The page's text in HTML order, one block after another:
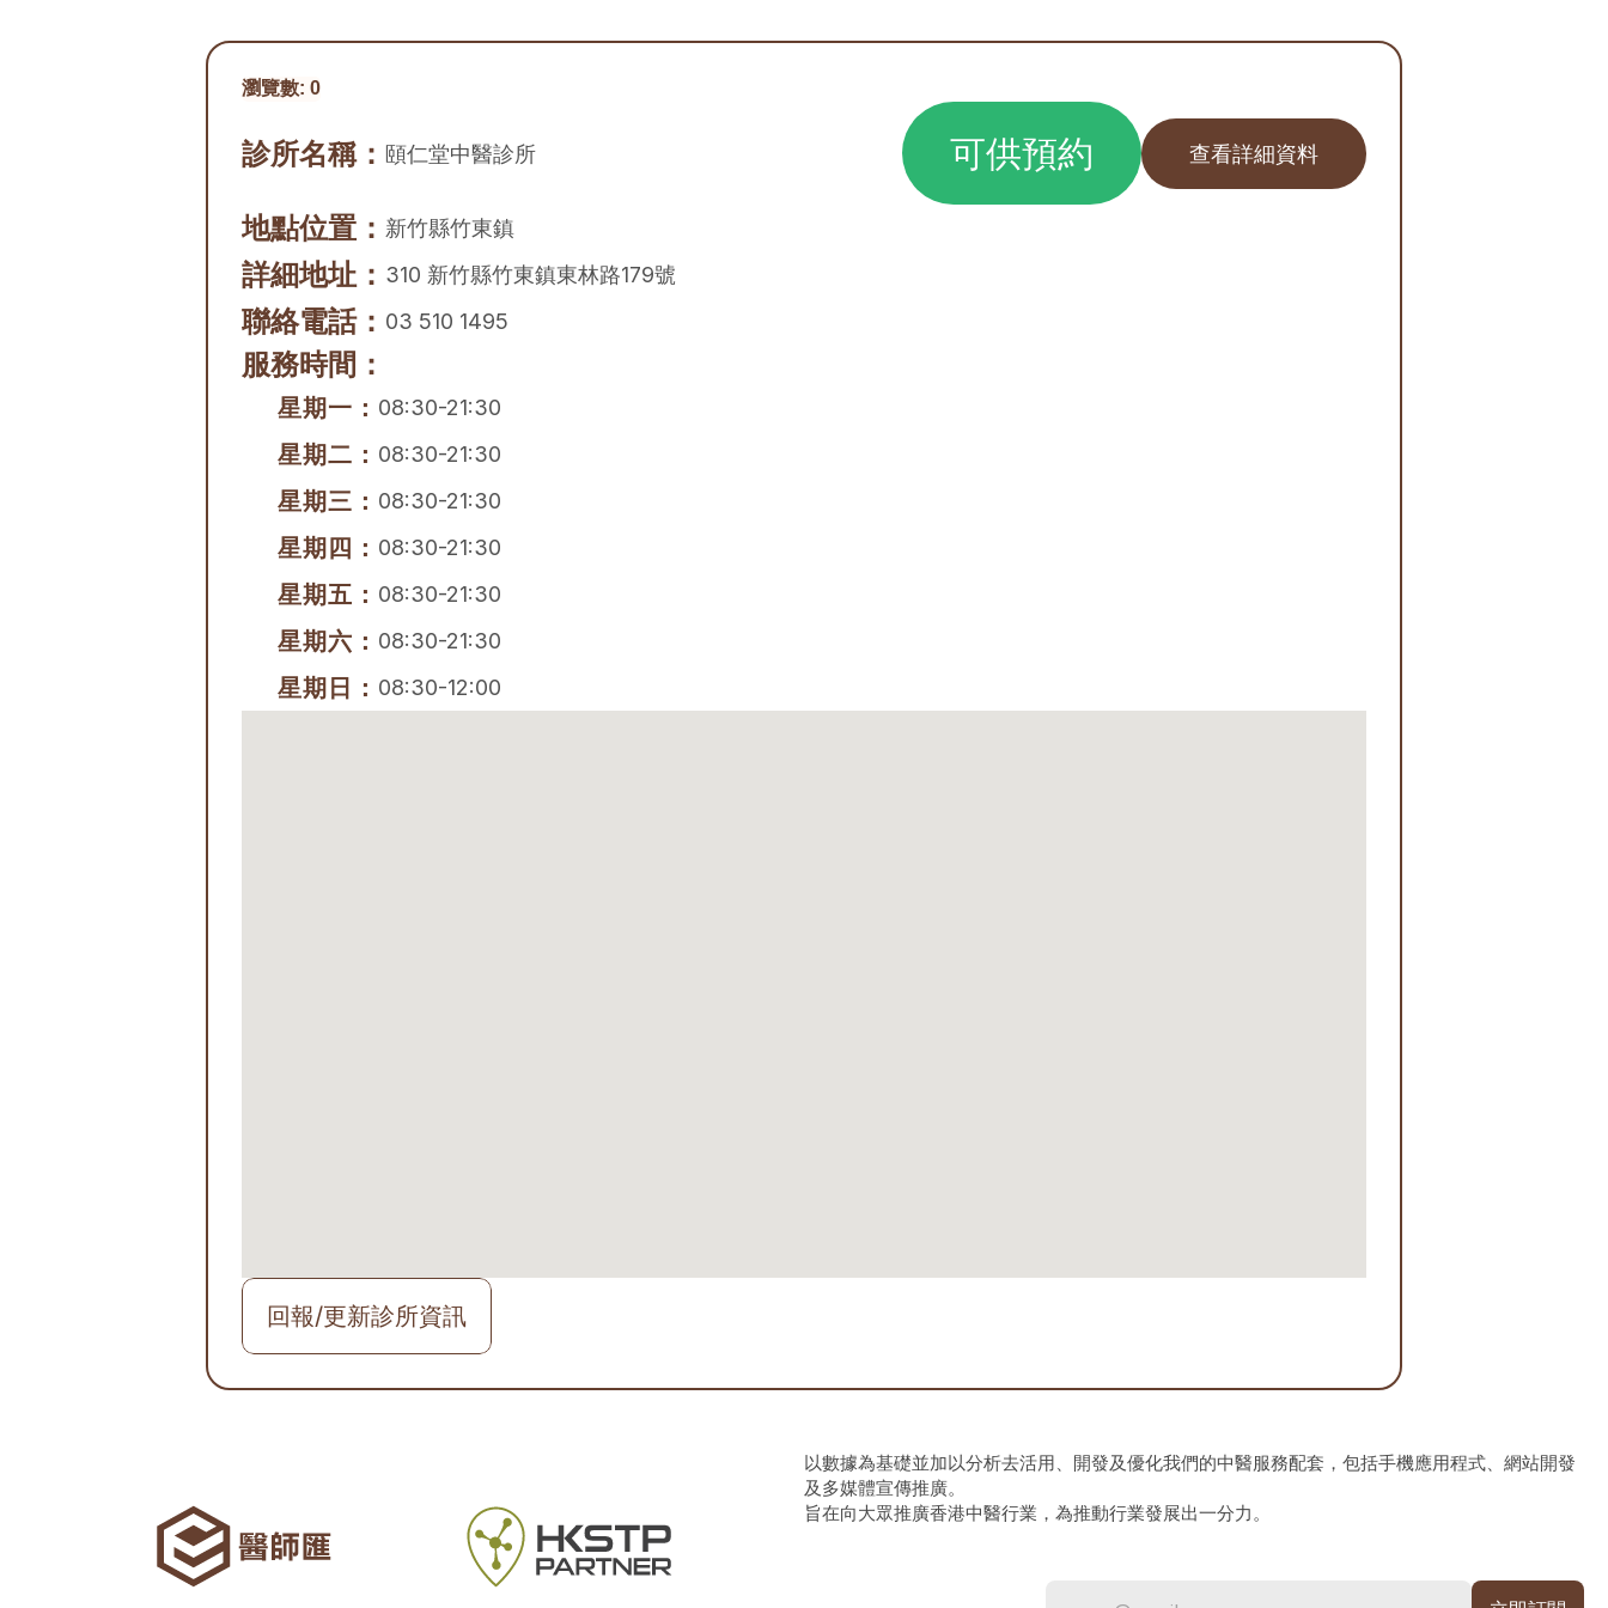
瀏覽數: 0
診所名稱： 頤仁堂中醫診所 可供預約 查看詳細資料
地點位置： 新竹縣竹東鎮
詳細地址： 310 新竹縣竹東鎮東林路179號
聯絡電話： 03 510 1495
服務時間：
星期一： 08:30-21:30
星期二： 08:30-21:30
星期三： 08:30-21:30
星期四： 08:30-21:30
星期五： 08:30-21:30
星期六： 08:30-21:30
星期日： 08:30-12:00
回報/更新診所資訊
以數據為基礎並加以分析去活用、開發及優化我們的中醫服務配套，包括手機應用程式、網站開發
及多媒體宣傳推廣。
旨在向大眾推廣香港中醫行業，為推動行業發展出一分力。